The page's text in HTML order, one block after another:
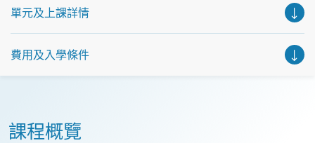
單元及上課詳情
費用及入學條件
課程概覽